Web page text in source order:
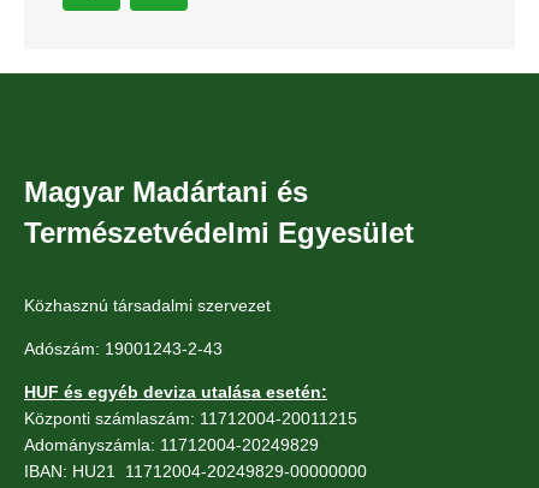
Magyar Madártani és
Természetvédelmi Egyesület
Közhasznú társadalmi szervezet
Adószám: 19001243-2-43
HUF és egyéb deviza utalása esetén:
Központi számlaszám: 11712004-20011215
Adományszámla: 11712004-20249829
IBAN: HU21 11712004-20249829-00000000